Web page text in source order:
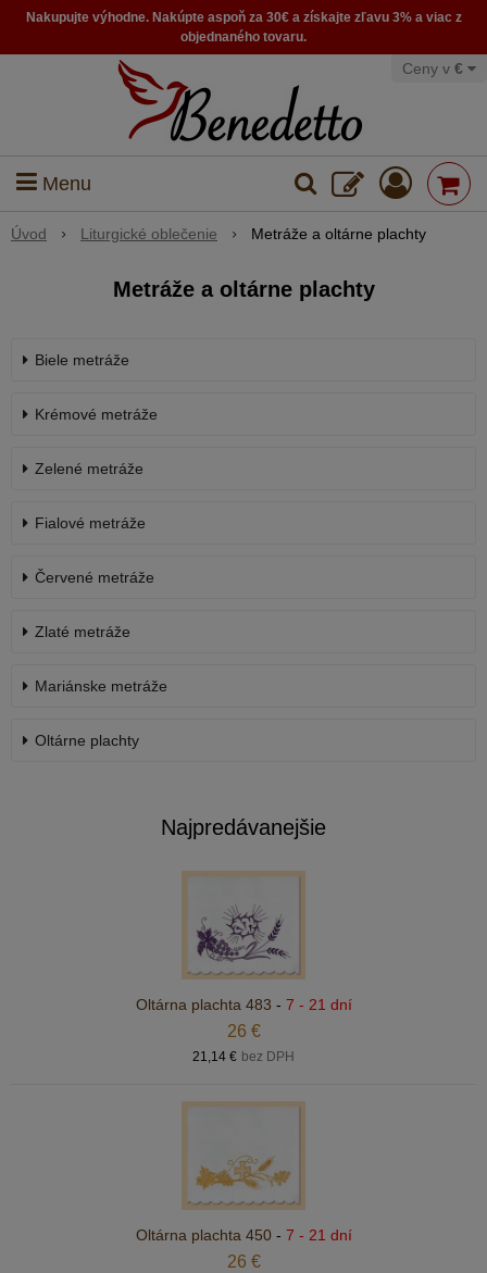
Nakupujte výhodne. Nakúpte aspoň za 30€ a získajte zľavu 3% a viac z
objednaného tovaru.
Menu
Ceny v €
Úvod Liturgické oblečenie Metráže a oltárne plachty
Metráže a oltárne plachty
Biele metráže
Krémové metráže
Zelené metráže
Fialové metráže
Červené metráže
Zlaté metráže
Mariánske metráže
Oltárne plachty
Najpredávanejšie
Oltárna plachta 483 - 7 - 21 dní
26 €
21,14 € bez DPH
Oltárna plachta 450- 7 - 21 dní
26 €